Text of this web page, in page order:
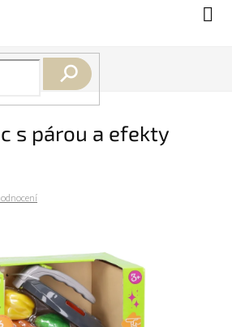
s párou a efekty